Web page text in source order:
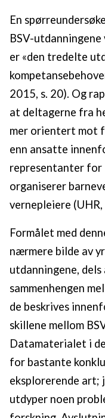
En
BSV-
er «den tredelte
2015, s. 20). Og
at deltagerne fra
mer orientert mot
enn ansatte
representanter for
organiserer
vernepleiere
Formålet med
nærmere bilde av
utdanningene,
sammenhengen
de beskrives
skillene mellom
Datamaterialet i
for bastante
eksplorerende art;
utdyper noen